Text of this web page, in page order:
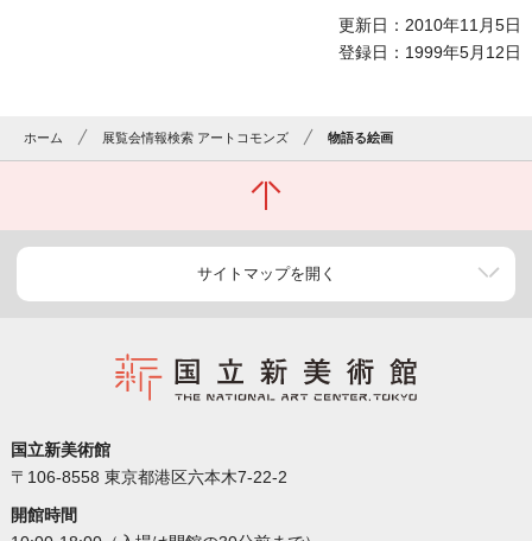
更新日：2010年11月5日
登録日：1999年5月12日
ホーム 展覧会情報検索 アートコモンズ 物語る絵画
サイトマップを開く
国立新美術館
〒106-8558 東京都港区六本木7-22-2
開館時間